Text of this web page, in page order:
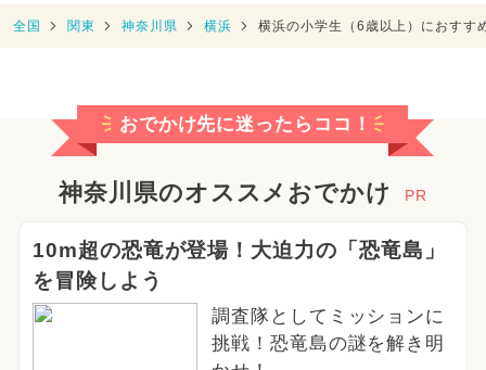
全国 関東 神奈川県 横浜 横浜の小学生（6歳以上）におすす
おでかけ先に迷ったらココ！
神奈川県のオススメおでかけ PR
10m超の恐竜が登場！大迫力の「恐竜島」
を冒険しよう
調査隊としてミッションに
挑戦！恐竜島の謎を解き明